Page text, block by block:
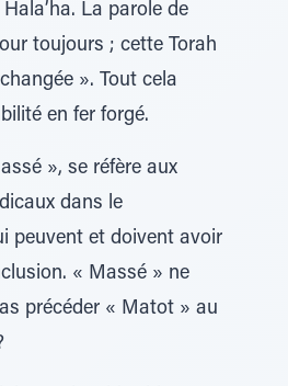
La parole de
toujours ; cette Torah
». Tout cela
en fer forgé.
», se réfère aux
dans le
peuvent et doivent avoir
« Massé » ne
précéder « Matot » au